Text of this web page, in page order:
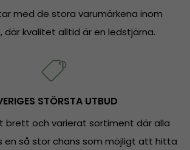
med de stora varumärkena inom
där kvalitet alltid är en ledstjärna.
STÖRSTA UTBUD
brett och varierat sortiment där alla
en så stor chans som möjligt att hitta